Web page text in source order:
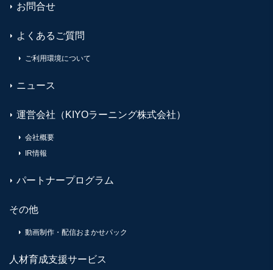
お問合せ
よくあるご質問
ご利用環境について
ニュース
運営会社（KIYOラーニング株式会社）
会社概要
IR情報
パートナープログラム
その他
動画制作・配信おまかせパック
人材育成支援サービス